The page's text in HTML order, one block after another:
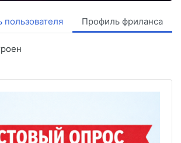
пользователя Профиль фриланса